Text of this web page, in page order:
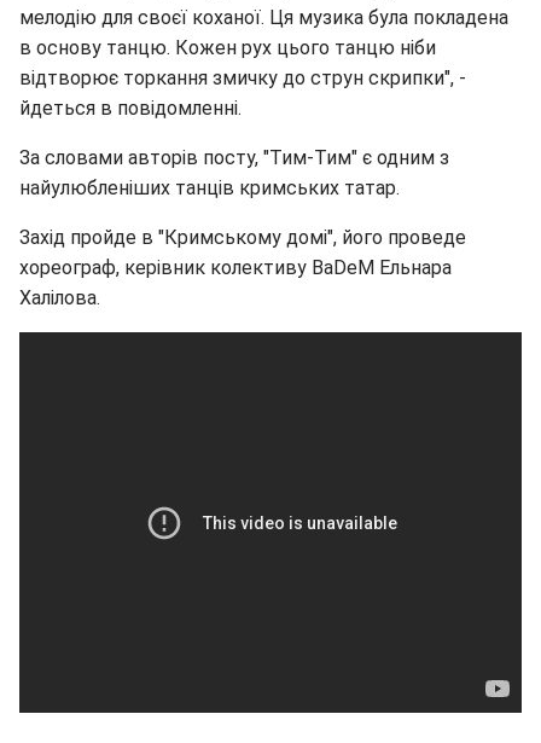
мелодію для своєї коханої. Ця музика була покладена
в основу танцю. Кожен рух цього танцю ніби
відтворює торкання змичку до струн скрипки", -
йдеться в повідомленні.
За словами авторів посту, "Тим-Тим" є одним з
найулюбленіших танців кримських татар.
Захід пройде в "Кримському домі", його проведе
хореограф, керівник колективу BaDeM Ельнара
Халілова.